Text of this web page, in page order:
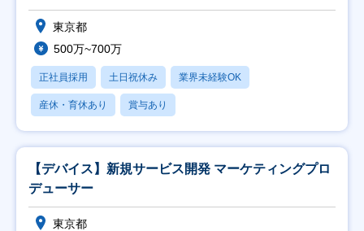
東京都
500万~700万
正社員採用 土日祝休み 業界未経験OK
産休・育休あり 賞与あり
【デバイス】新規サービス開発 マーケティングプロ
デューサー
東京都